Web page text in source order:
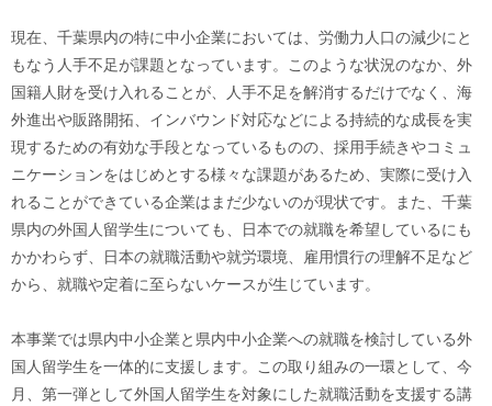
現在、千葉県内の特に中小企業においては、労働力人口の減少にと
もなう人手不足が課題となっています。このような状況のなか、外
国籍人財を受け入れることが、人手不足を解消するだけでなく、海
外進出や販路開拓、インバウンド対応などによる持続的な成長を実
現するための有効な手段となっているものの、採用手続きやコミュ
ニケーションをはじめとする様々な課題があるため、実際に受け入
れることができている企業はまだ少ないのが現状です。また、千葉
県内の外国人留学生についても、日本での就職を希望しているにも
かかわらず、日本の就職活動や就労環境、雇用慣行の理解不足など
から、就職や定着に至らないケースが生じています。
本事業では県内中小企業と県内中小企業への就職を検討している外
国人留学生を一体的に支援します。この取り組みの一環として、今
月、第一弾として外国人留学生を対象にした就職活動を支援する講